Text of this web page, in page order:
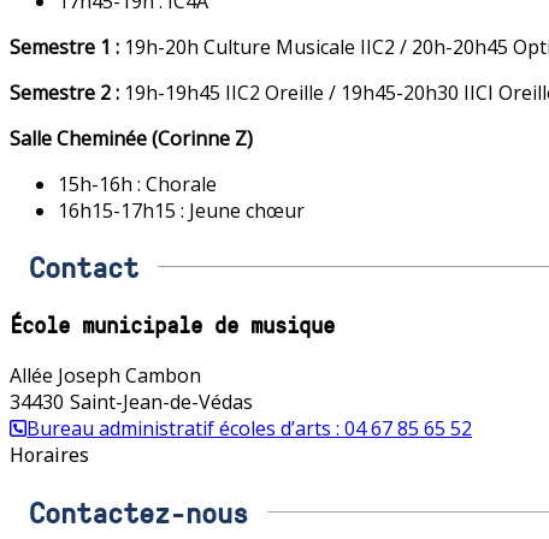
Semestre 1 : 19h-20h Culture Musicale IIC2 / 20h-20h45
Semestre 2 : 19h-19h45 IIC2 Oreille / 19h45-20h30 IICI
Salle Cheminée (Corinne Z)
15h-16h : Chorale
16h15-17h15 : Jeune chœur
Contact
École municipale de musique
Allée Joseph Cambon
34430 Saint-Jean-de-Védas
Bureau administratif écoles d’arts : 04 67 85 65 52
Horaires
Contactez-nous